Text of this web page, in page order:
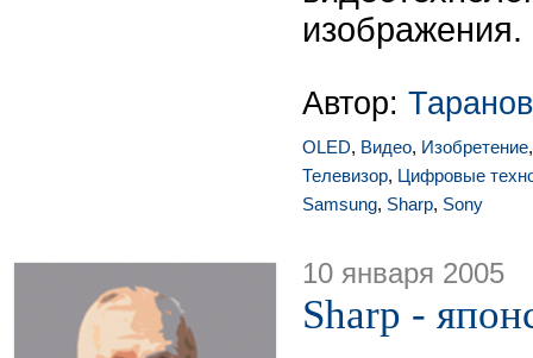
изображения.
Автор:
OLED, Видео, Изобретение
Телевизор, Цифровые
Samsung, Sharp, Sony
10 января 2005
Sharp -